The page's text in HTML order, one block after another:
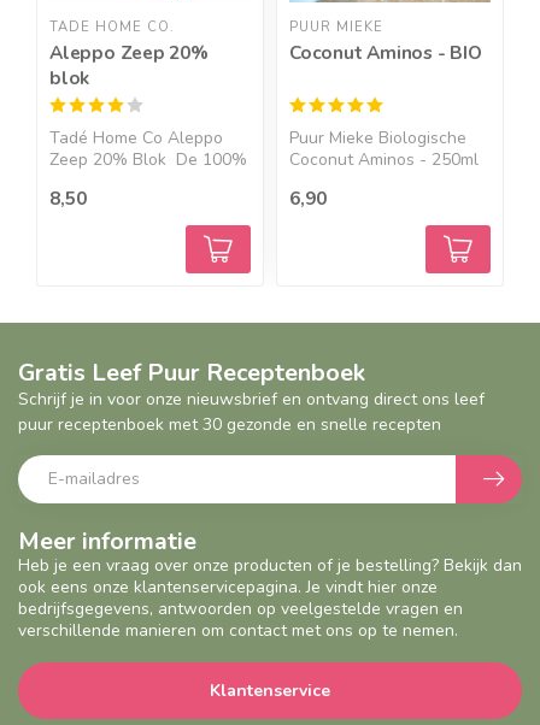
TADE HOME CO.
Aleppo Zeep 20%
blok
Tadé Home Co Aleppo
Zeep 20% Blok De 100%
8,50
PUUR MIEKE
Coconut Aminos - BIO
Puur Mieke Biologische
Coconut Aminos - 250ml
6,90
Meer informatie
Heb je een vraag over onze producten of je bestelling? Bekijk dan
ook eens onze klantenservicepagina. Je vindt hier onze
bedrijfsgegevens, antwoorden op veelgestelde vragen en
verschillende manieren om contact met ons op te nemen.
Klantenservice
Gratis Leef Puur Receptenboek
Schrijf je in voor onze nieuwsbrief en ontvang direct ons leef
puur receptenboek met 30 gezonde en snelle recepten